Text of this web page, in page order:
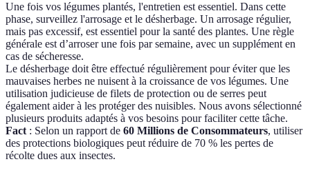
Une fois vos légumes plantés, l'entretien est essentiel. Dans cette
phase, surveillez l'arrosage et le désherbage. Un arrosage régulier,
mais pas excessif, est essentiel pour la santé des plantes. Une règle
générale est d’arroser une fois par semaine, avec un supplément en
cas de sécheresse.
Le désherbage doit être effectué régulièrement pour éviter que les
mauvaises herbes ne nuisent à la croissance de vos légumes. Une
utilisation judicieuse de filets de protection ou de serres peut
également aider à les protéger des nuisibles. Nous avons sélectionné
plusieurs produits adaptés à vos besoins pour faciliter cette tâche.
Fact : Selon un rapport de 60 Millions de Consommateurs, utiliser
des protections biologiques peut réduire de 70 % les pertes de
récolte dues aux insectes.